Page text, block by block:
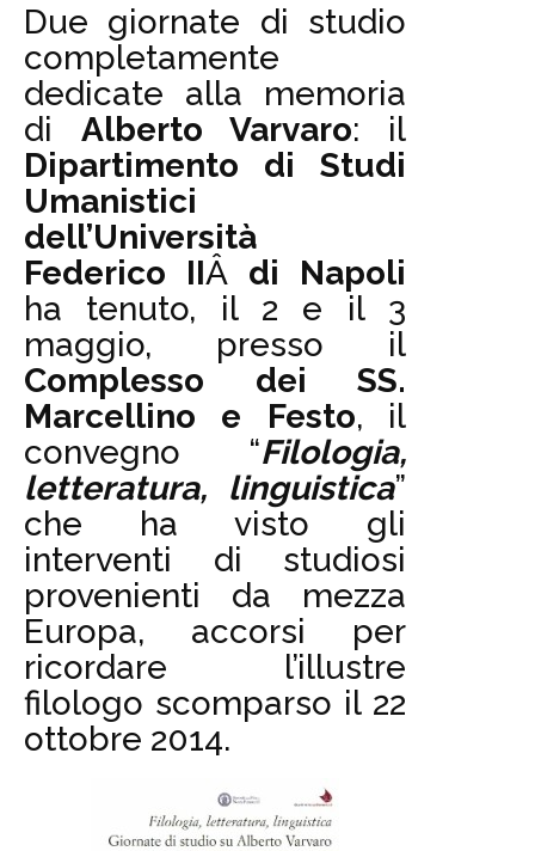
Due giornate di studio
completamente
dedicate alla memoria
di Alberto Varvaro: il
Dipartimento di Studi
Umanistici
dell’Università
Federico IIÂ di Napoli
ha tenuto, il 2 e il 3
maggio, presso il
Complesso dei SS.
Marcellino e Festo, il
convegno “Filologia,
letteratura, linguistica”
che ha visto gli
interventi di studiosi
provenienti da mezza
Europa, accorsi per
ricordare l’illustre
filologo scomparso il 22
ottobre 2014.